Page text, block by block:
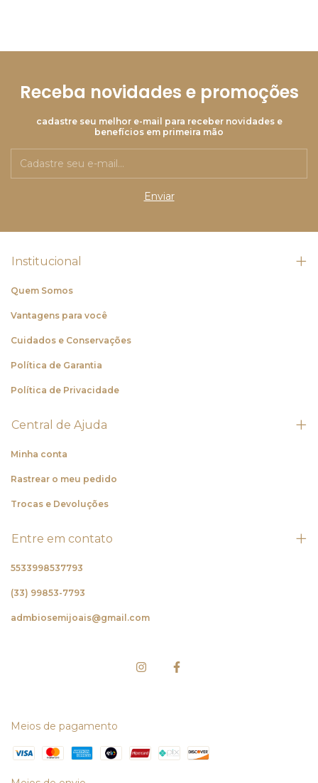
Receba novidades e promoções
cadastre seu melhor e-mail para receber novidades e
benefícios em primeira mão
Institucional
Quem Somos
Vantagens para você
Cuidados e Conservações
Política de Garantia
Política de Privacidade
Central de Ajuda
Minha conta
Rastrear o meu pedido
Trocas e Devoluções
Entre em contato
5533998537793
(33) 99853-7793
admbiosemijoais@gmail.com
Meios de pagamento